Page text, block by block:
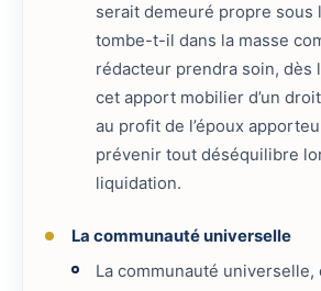
serait demeuré propre sous
tombe-t-il dans la masse
rédacteur prendra soin, dès
cet apport mobilier d’un
au profit de l’époux
prévenir tout déséquilibre
liquidation.
La communauté universelle
La communauté universelle,